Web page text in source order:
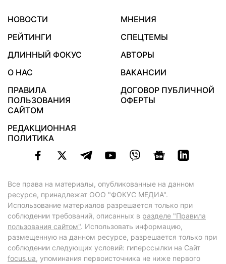
НОВОСТИ
МНЕНИЯ
РЕЙТИНГИ
СПЕЦТЕМЫ
ДЛИННЫЙ ФОКУС
АВТОРЫ
О НАС
ВАКАНСИИ
ПРАВИЛА
ПОЛЬЗОВАНИЯ
САЙТОМ
ДОГОВОР ПУБЛИЧНОЙ
ОФЕРТЫ
РЕДАКЦИОННАЯ
ПОЛИТИКА
Все права на материалы, опубликованные на данном
ресурсе, принадлежат ООО "ФОКУС МЕДИА".
Использование материалов разрешается только при
соблюдении требований, описанных в разделе "Правила
пользования сайтом". Использовать информацию,
размещенную на данном ресурсе, разрешается только при
соблюдении следующих условий: гиперссылки на Сайт
focus.ua, упоминания первоисточника не ниже первого